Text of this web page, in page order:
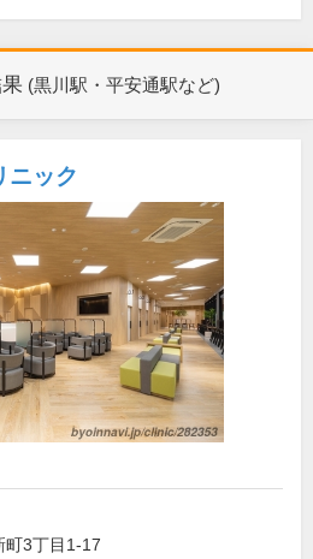
(黒川駅・平安通駅など)
ニック
町3丁目1-17